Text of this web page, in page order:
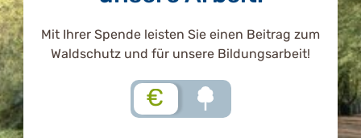
Mit Ihrer Spende leisten Sie einen Beitrag zum
Waldschutz und für unsere Bildungsarbeit!
€